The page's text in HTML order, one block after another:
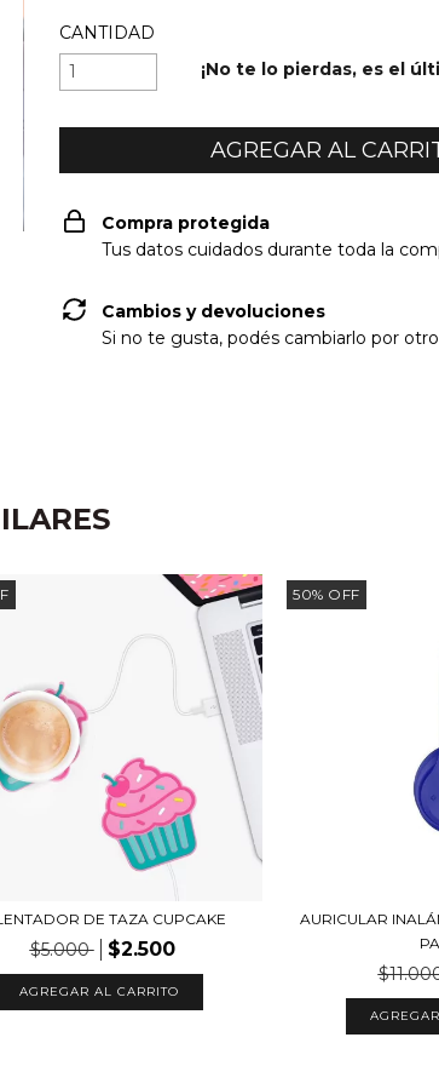
CANTIDAD
¡No te lo pierdas, es el
Compra protegida
Tus datos cuidados durante toda la
Cambios y devoluciones
Si no te gusta, podés cambiarlo por
DE TAZA CUPCAKE
$5.000 $2.500
50% OFF
AURICULAR